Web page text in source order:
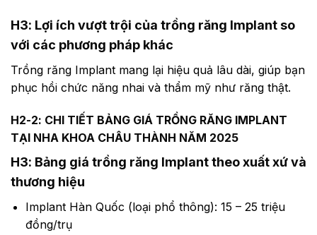
H3: Lợi ích vượt trội của trồng răng Implant so
với các phương pháp khác
Trồng răng Implant mang lại hiệu quả lâu dài, giúp bạn
phục hồi chức năng nhai và thẩm mỹ như răng thật.
H2-2: CHI TIẾT BẢNG GIÁ TRỒNG RĂNG IMPLANT
TẠI NHA KHOA CHÂU THÀNH NĂM 2025
H3: Bảng giá trồng răng Implant theo xuất xứ và
thương hiệu
Implant Hàn Quốc (loại phổ thông): 15 – 25 triệu
đồng/trụ